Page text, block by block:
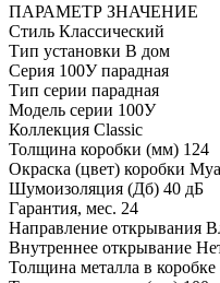
ПАРАМЕТР ЗНАЧЕНИЕ
Стиль Классический
Тип установки В дом
Серия 100У парадная
Тип серии парадная
Модель серии 100У
Коллекция Classic
Толщина коробки (мм) 124
Окраска (цвет) коробки
Шумоизоляция (Дб) 40 дБ
Гарантия, мес. 24
Направление открывания
Внутреннее открывание
Толщина металла в